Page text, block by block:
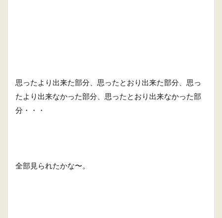
思ったより出来た部分、思ったとおり出来た部分、思っ
たより出来なかった部分、思ったとおり出来なかった部
分・・・
全部見られたかな〜。